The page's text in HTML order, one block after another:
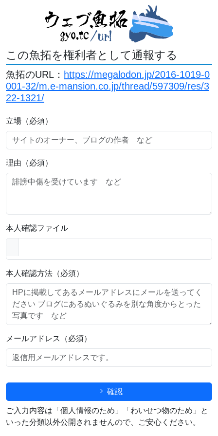
この魚拓を権利者として通報する
魚拓のURL： https://megalodon.jp/2016-1019-0
001-32/m.e-mansion.co.jp/thread/597309/res/3
22-1321/
立場（必須）
理由（必須）
本人確認ファイル
本人確認方法（必須）
メールアドレス（必須）
確認
ご入力内容は「個人情報のため」「わいせつ物のため」と
いった分類以外公開されませんので、ご安心ください。